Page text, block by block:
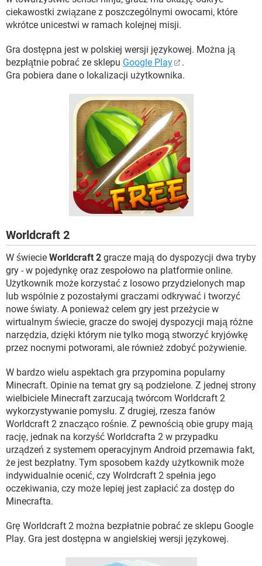
ciekawostki związane z poszczególnymi owocami, które
wkrótce unicestwi w ramach kolejnej misji.
Gra dostępna jest w polskiej wersji językowej. Można ją
bezpłątnie pobrać ze sklepu Google Play
.
Gra pobiera dane o lokalizacji użytkownika.
Worldcraft 2
W świecie Worldcraft 2 gracze mają do dyspozycji dwa tryby
gry - w pojedynkę oraz zespołowo na platformie online.
Użytkownik może korzystać z losowo przydzielonych map
lub wspólnie z pozostałymi graczami odkrywać i tworzyć
nowe światy. A ponieważ celem gry jest przeżycie w
wirtualnym świecie, gracze do swojej dyspozycji mają różne
narzędzia, dzięki którym nie tylko mogą stworzyć kryjówkę
przez nocnymi potworami, ale również zdobyć pożywienie.
W bardzo wielu aspektach gra przypomina popularny
Minecraft. Opinie na temat gry są podzielone. Z jednej strony
wielbiciele Minecraft zarzucają twórcom Worldcraft 2
wykorzystywanie pomysłu. Z drugiej, rzesza fanów
Worldcraft 2 znacząco rośnie. Z pewnością obie grupy mają
rację, jednak na korzyść Worldcrafta 2 w przypadku
urządzeń z systemem operacyjnym Android przemawia fakt,
że jest bezpłatny. Tym sposobem każdy użytkownik może
indywidualnie ocenić, czy Wolrdcraft 2 spełnia jego
oczekiwania, czy może lepiej jest zapłacić za dostęp do
Minecrafta.
Grę Worldcraft 2 można bezpłatnie pobrać ze sklepu Google
Play. Gra jest dostępna w angielskiej wersji językowej.